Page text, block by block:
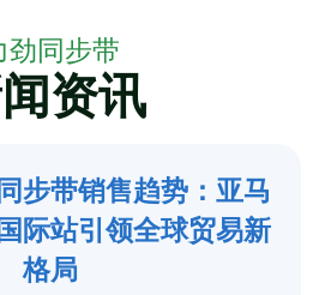
劲同步带
资讯
步带销售趋势：亚马
际站引领全球贸易新
格局